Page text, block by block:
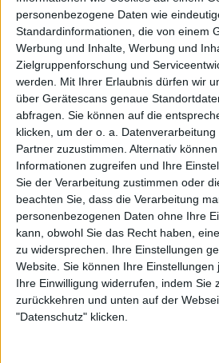
personenbezogene Daten wie
Standardinformationen, die von einem
Werbung und Inhalte, Werbung und
Zielgruppenforschung und
werden.
Mit Ihrer Erlaubnis dürfen wir
über Gerätescans genaue
abfragen. Sie können auf die
klicken, um der o. a.
Partner zuzustimmen. Alternativ
Informationen zugreifen und Ihre
Sie der Verarbeitung zustimmen oder
beachten Sie, dass die Verarbeitung
personenbezogenen Daten ohne Ihre
kann, obwohl Sie das Recht haben,
zu widersprechen. Ihre Einstellungen
Website. Sie können Ihre
Ihre Einwilligung widerrufen, indem Sie
zurückkehren und unten auf der
"Datenschutz" klicken.